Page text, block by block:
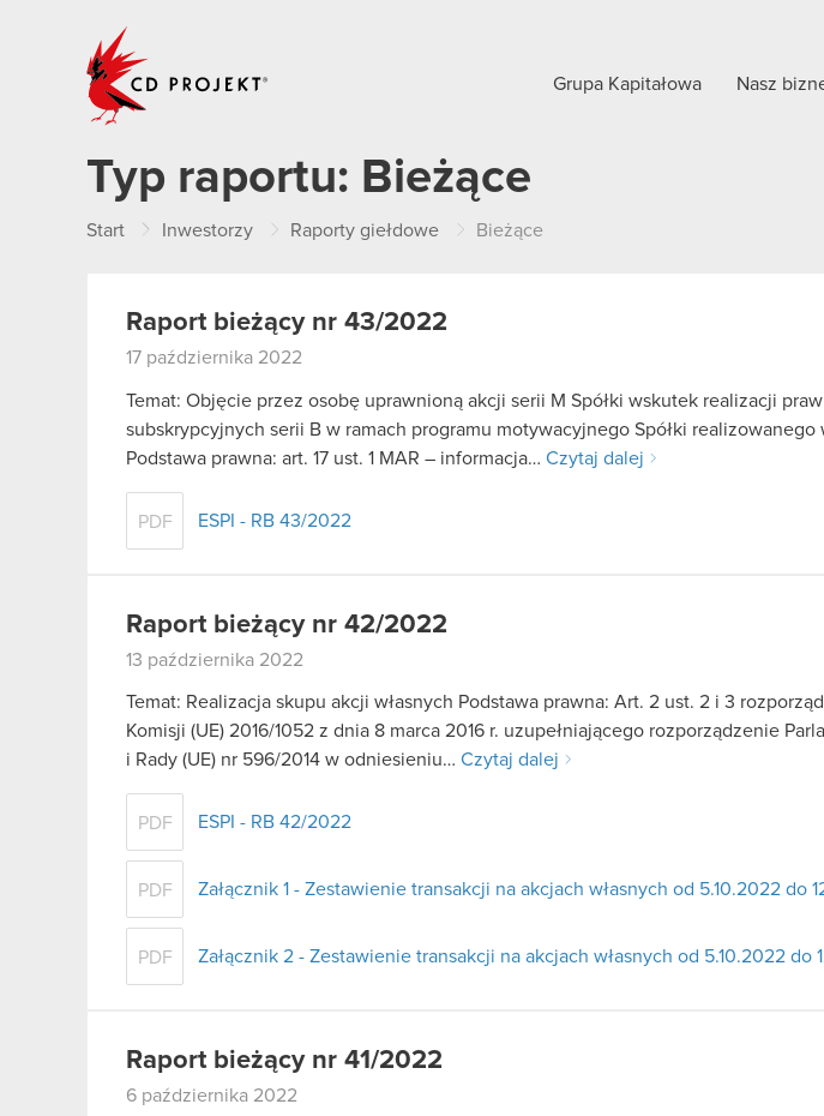
Grupa Kapitałowa Nasz
Typ raportu: Bieżące
Start Inwestorzy Raporty giełdowe Bieżące
Raport bieżący nr 43/2022
17 października 2022
Temat: Objęcie przez osobę uprawnioną akcji serii M Spółki wskutek realizacji
subskrypcyjnych serii B w ramach programu motywacyjnego Spółki realizowanego
Podstawa prawna: art. 17 ust. 1 MAR – informacja… Czytaj dalej
PDF ESPI - RB 43/2022
Raport bieżący nr 42/2022
13 października 2022
Temat: Realizacja skupu akcji własnych Podstawa prawna: Art. 2 ust. 2 i 3
Komisji (UE) 2016/1052 z dnia 8 marca 2016 r. uzupełniającego rozporządzenie
i Rady (UE) nr 596/2014 w odniesieniu… Czytaj dalej
PDF ESPI - RB 42/2022
PDF Załącznik 1 - Zestawienie transakcji na akcjach własnych od 5.10.2022 do
PDF Załącznik 2 - Zestawienie transakcji na akcjach własnych od 5.10.2022 do
Raport bieżący nr 41/2022
6 października 2022